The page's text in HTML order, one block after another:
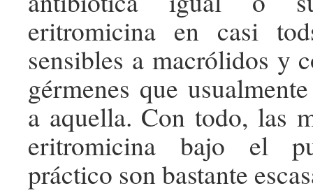
eritromicina en casi
sensibles a macrólidos y
gérmenes que
a aquella. Con todo, las
eritromicina bajo el
práctico son bastante